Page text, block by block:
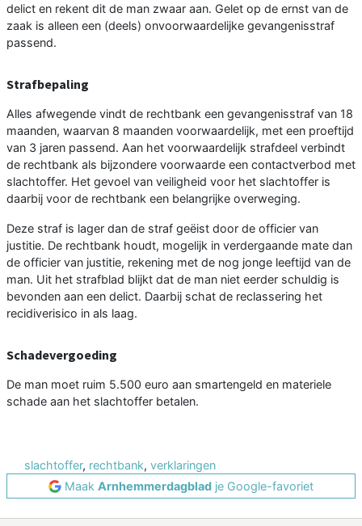
delict en rekent dit de man zwaar aan. Gelet op de ernst van de
zaak is alleen een (deels) onvoorwaardelijke gevangenisstraf
passend.
Strafbepaling
Alles afwegende vindt de rechtbank een gevangenisstraf van 18
maanden, waarvan 8 maanden voorwaardelijk, met een proeftijd
van 3 jaren passend. Aan het voorwaardelijk strafdeel verbindt
de rechtbank als bijzondere voorwaarde een contactverbod met
slachtoffer. Het gevoel van veiligheid voor het slachtoffer is
daarbij voor de rechtbank een belangrijke overweging.
Deze straf is lager dan de straf geëist door de officier van
justitie. De rechtbank houdt, mogelijk in verdergaande mate dan
de officier van justitie, rekening met de nog jonge leeftijd van de
man. Uit het strafblad blijkt dat de man niet eerder schuldig is
bevonden aan een delict. Daarbij schat de reclassering het
recidiverisico in als laag.
Schadevergoeding
De man moet ruim 5.500 euro aan smartengeld en materiele
schade aan het slachtoffer betalen.
slachtoffer, rechtbank, verklaringen
Maak Arnhemmerdagblad je Google-favoriet